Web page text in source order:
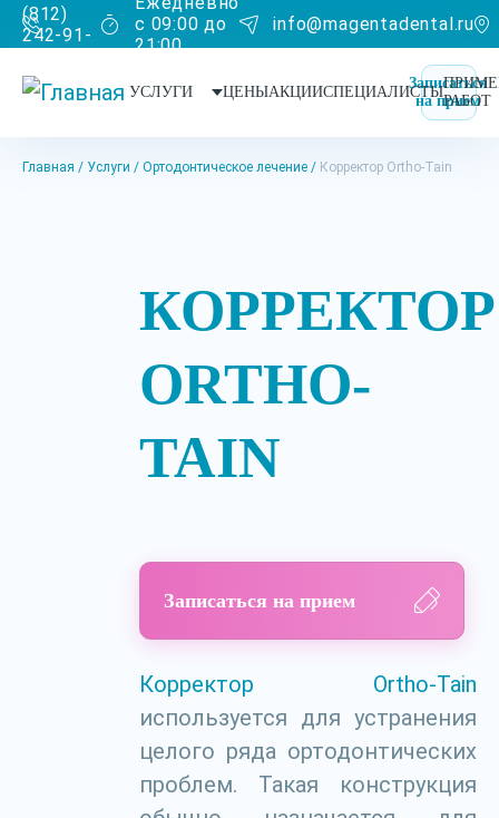
(812)
242-91-
с 09:00 до
21:00
info@magentadental.ru
УСЛУГИ ЦЕНЫАКЦИИСПЕЦИАЛИСТЫ
РАБОТ
Записаться
на прием
Главная Услуги Ортодонтическое лечение Корректор Ortho-Tain
КОРРЕКТОР
ORTHO-
TAIN
Записаться на прием
Корректор Ortho-Tain
используется для устранения
целого ряда ортодонтических
проблем. Такая конструкция